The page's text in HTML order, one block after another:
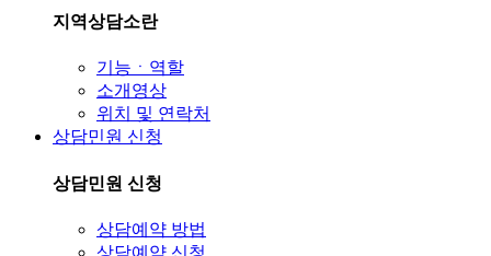
지역상담소란
기능ㆍ역할
소개영상
위치 및 연락처
상담민원 신청
상담민원 신청
상담예약 방법
상담예약 신청